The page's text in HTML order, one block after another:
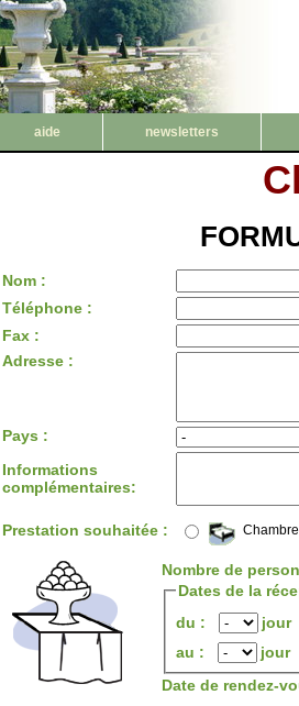
aide
newsletters
Nom :
Téléphone :
Fax :
Adresse :
Pays :
Informations
complémentaires:
Prestation souhaitée :
Nombre de
Dates de la
du :
jour
au :
jour
Date de rendez-